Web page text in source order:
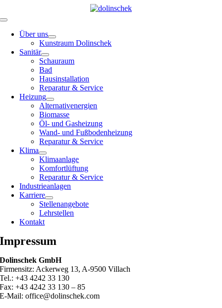
to
Toggle
NavigationÜber uns
Kunstraum Dolinschek
Sanitär
Schauraum
Bad
Hausinstallation
Reparatur & Service
Heizung
Alternativenergien
Biomasse
Öl- und Gasheizung
Wand- und Fußbodenheizung
Reparatur & Service
Klima
Klimaanlage
Komfortlüftung
Reparatur & Service
Industrieanlagen
Karriere
Stellenangebote
Lehrstellen
Kontakt
Impressum
Dolinschek GmbH
Firmensitz: Ackerweg 13, A-9500 Villach
Tel.: +43 4242 33 130
Fax: +43 4242 33 130 – 85
E-Mail: office@dolinschek.com